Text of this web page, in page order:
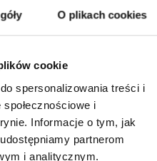
O plikach cookies
cookie
spersonalizowania treści i
i
Informacje o tym, jak
partnerom
i analitycznym.
natychmiastowej
wskazanej powyżej
odpowiedzi na pozew.
Bank Pekao S.A.